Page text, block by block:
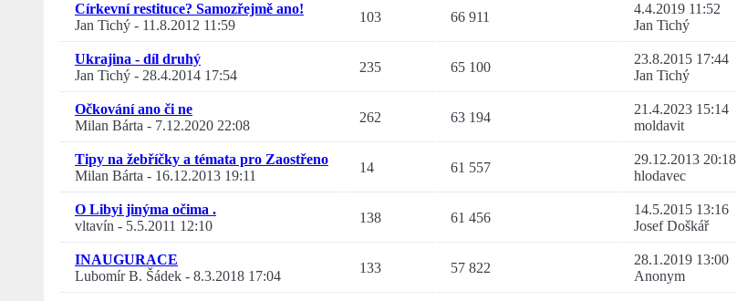
Církevní restituce? Samozřejmě ano!
Jan Tichý - 11.8.2012 11:59
103 66 911
4.4.2019 11:52
Jan Tichý
Ukrajina - díl druhý
Jan Tichý - 28.4.2014 17:54
235 65 100
23.8.2015 17:44
Jan Tichý
Očkování ano či ne
Milan Bárta - 7.12.2020 22:08
262 63 194
21.4.2023 15:14
moldavit
Tipy na žebříčky a témata pro Zaostřeno
Milan Bárta - 16.12.2013 19:11
14 61 557
29.12.2013 20:18
hlodavec
O Libyi jinýma očima .
vltavín - 5.5.2011 12:10
138 61 456
14.5.2015 13:16
Josef Doškář
INAUGURACE
Lubomír B. Šádek - 8.3.2018 17:04
133 57 822
28.1.2019 13:00
Anonym